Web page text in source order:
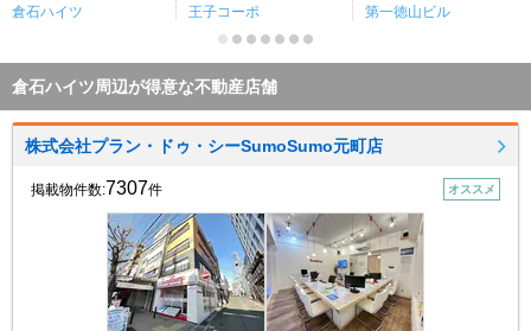
倉石ハイツ 王子コーポ 第一徳山ビル
倉石ハイツ周辺が得意な不動産店舗
株式会社プラン・ドゥ・シーSumoSumo元町店
掲載物件数:7307件 オススメ